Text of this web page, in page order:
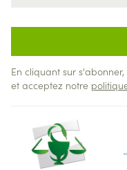
En cliquant sur
et acceptez notre